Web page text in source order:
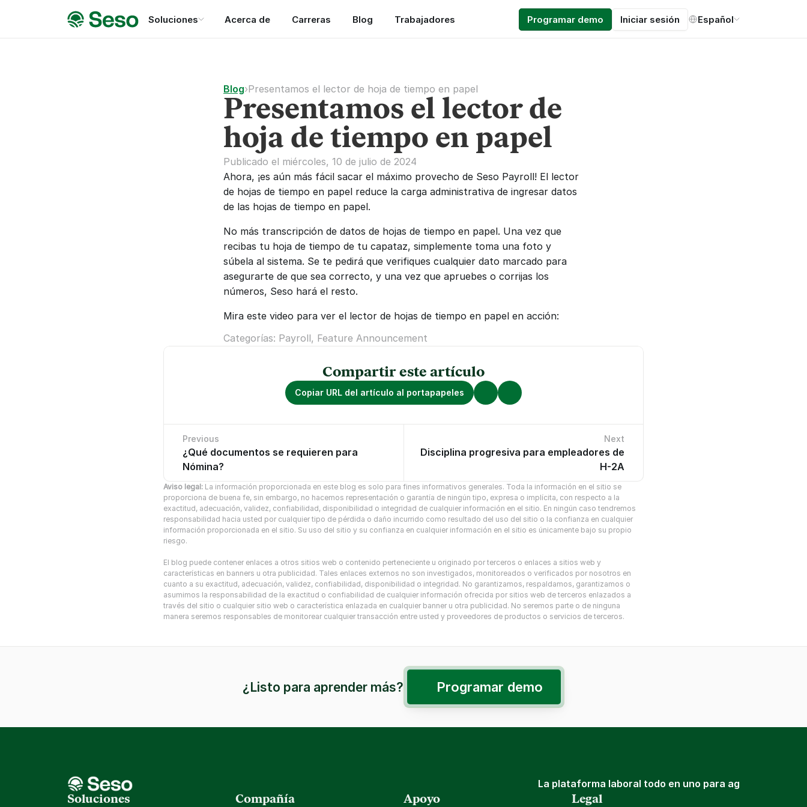
Blog›Presentamos el lector de hoja de tiempo en papel
Presentamos el lector de
hoja de tiempo en papel
Publicado el miércoles, 10 de julio de 2024
Ahora, ¡es aún más fácil sacar el máximo provecho de Seso Payroll! El lector
de hojas de tiempo en papel reduce la carga administrativa de ingresar datos
de las hojas de tiempo en papel.
No más transcripción de datos de hojas de tiempo en papel. Una vez que
recibas tu hoja de tiempo de tu capataz, simplemente toma una foto y
súbela al sistema. Se te pedirá que verifiques cualquier dato marcado para
asegurarte de que sea correcto, y una vez que apruebes o corrijas los
números, Seso hará el resto.
Mira este video para ver el lector de hojas de tiempo en papel en acción:
Categorías: Payroll, Feature Announcement
Compartir este artículo
Copiar URL del artículo al portapapeles
Previous
¿Qué documentos se requieren para
Nómina?
No hay artículos anteriores.
Next
Disciplina progresiva para empleadores de
H-2A
No hay artículos más recientes.
Aviso legal: La información proporcionada en este blog es solo para fines informativos generales. Toda la información en el sitio se
proporciona de buena fe, sin embargo, no hacemos representación o garantía de ningún tipo, expresa o implícita, con respecto a la
exactitud, adecuación, validez, confiabilidad, disponibilidad o integridad de cualquier información en el sitio. En ningún caso tendremos
responsabilidad hacia usted por cualquier tipo de pérdida o daño incurrido como resultado del uso del sitio o la confianza en cualquier
información proporcionada en el sitio. Su uso del sitio y su confianza en cualquier información en el sitio es únicamente bajo su propio
riesgo.
El blog puede contener enlaces a otros sitios web o contenido perteneciente u originado por terceros o enlaces a sitios web y
características en banners u otra publicidad. Tales enlaces externos no son investigados, monitoreados o verificados por nosotros en
cuanto a su exactitud, adecuación, validez, confiabilidad, disponibilidad o integridad. No garantizamos, respaldamos, garantizamos o
asumimos la responsabilidad de la exactitud o confiabilidad de cualquier información ofrecida por sitios web de terceros enlazados a
través del sitio o cualquier sitio web o característica enlazada en cualquier banner u otra publicidad. No seremos parte o de ninguna
manera seremos responsables de monitorear cualquier transacción entre usted y proveedores de productos o servicios de terceros.
Soluciones Acerca de Carreras Blog Trabajadores Programar demo Iniciar sesión Español
¿Listo para aprender más? Programar demo
La plataforma laboral todo en uno para ag
Soluciones
Compañía Apoyo Legal